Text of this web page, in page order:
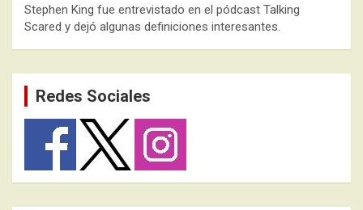
Stephen King fue entrevistado en el pódcast Talking
Scared y dejó algunas definiciones interesantes.
Redes Sociales